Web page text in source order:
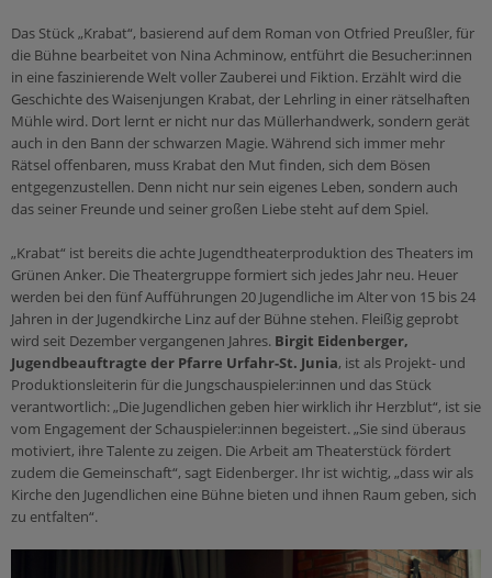
Berufen sein
Sakramente
Taufe
Firmung
Eucharistie
Krankensalbung
Ehe
Weihe
Heilige Zeiten
Kirchenjahr
Farben & Symbole
Sonntag
Tod & Trauer
Leben
Kinder & Jugend
Mensch & Arbeit
Kirchenbeitrag
Buch & Segen
Medienverleih
Epolmedia
Ich möchte...
meine Freizeit gestalten!
reden!
anderen helfen!
mich weiterbilden!
Beratung
wieder eintreten!
Ehe & Beziehung
Mobbing
Bildungshäuser
Schulen
Orden und Klöster
Citypastoral
Organisationen
Katholisches Bildungswerk
Katholische Aktion
Ämter & Einrichtungen
Schulamt
Ordinariat
Das Stück „Krabat“, basierend auf dem Roman von Otfried Preußler, für
die Bühne bearbeitet von Nina Achminow, entführt die Besucher:innen
in eine faszinierende Welt voller Zauberei und Fiktion. Erzählt wird die
Geschichte des Waisenjungen Krabat, der Lehrling in einer rätselhaften
Mühle wird. Dort lernt er nicht nur das Müllerhandwerk, sondern gerät
auch in den Bann der schwarzen Magie. Während sich immer mehr
Rätsel offenbaren, muss Krabat den Mut finden, sich dem Bösen
entgegenzustellen. Denn nicht nur sein eigenes Leben, sondern auch
das seiner Freunde und seiner großen Liebe steht auf dem Spiel.
„Krabat“ ist bereits die achte Jugendtheaterproduktion des Theaters im
Grünen Anker. Die Theatergruppe formiert sich jedes Jahr neu. Heuer
werden bei den fünf Aufführungen 20 Jugendliche im Alter von 15 bis 24
Jahren in der Jugendkirche Linz auf der Bühne stehen. Fleißig geprobt
wird seit Dezember vergangenen Jahres. Birgit Eidenberger,
Jugendbeauftragte der Pfarre Urfahr-St. Junia, ist als Projekt- und
Produktionsleiterin für die Jungschauspieler:innen und das Stück
verantwortlich: „Die Jugendlichen geben hier wirklich ihr Herzblut“, ist sie
vom Engagement der Schauspieler:innen begeistert. „Sie sind überaus
motiviert, ihre Talente zu zeigen. Die Arbeit am Theaterstück fördert
zudem die Gemeinschaft“, sagt Eidenberger. Ihr ist wichtig, „dass wir als
Kirche den Jugendlichen eine Bühne bieten und ihnen Raum geben, sich
zu entfalten“.